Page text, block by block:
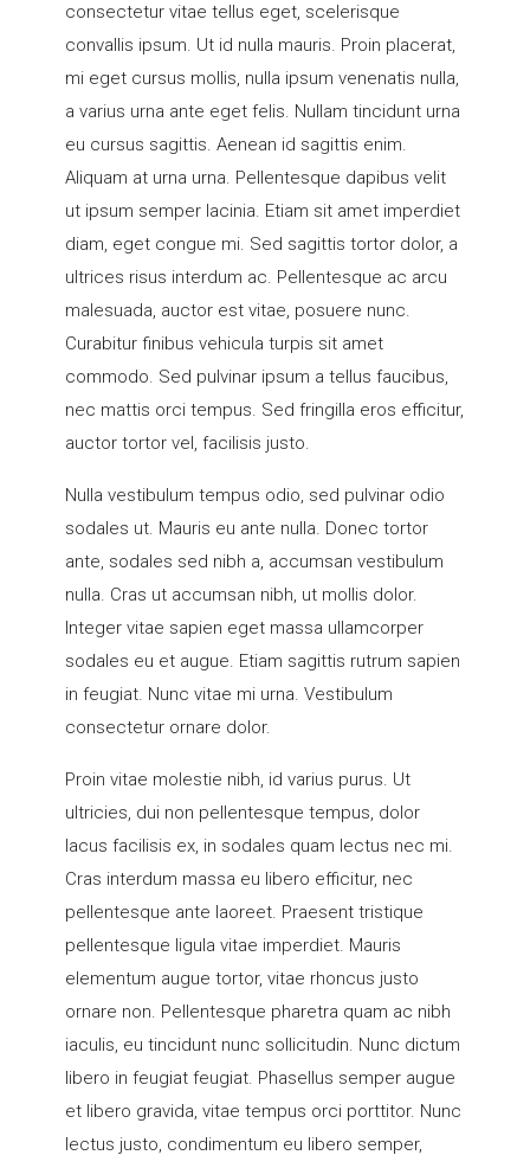
consectetur vitae tellus eget, scelerisque
convallis ipsum. Ut id nulla mauris. Proin placerat,
mi eget cursus mollis, nulla ipsum venenatis nulla,
a varius urna ante eget felis. Nullam tincidunt urna
eu cursus sagittis. Aenean id sagittis enim.
Aliquam at urna urna. Pellentesque dapibus velit
ut ipsum semper lacinia. Etiam sit amet imperdiet
diam, eget congue mi. Sed sagittis tortor dolor, a
ultrices risus interdum ac. Pellentesque ac arcu
malesuada, auctor est vitae, posuere nunc.
Curabitur finibus vehicula turpis sit amet
commodo. Sed pulvinar ipsum a tellus faucibus,
nec mattis orci tempus. Sed fringilla eros efficitur,
auctor tortor vel, facilisis justo.
Nulla vestibulum tempus odio, sed pulvinar odio
sodales ut. Mauris eu ante nulla. Donec tortor
ante, sodales sed nibh a, accumsan vestibulum
nulla. Cras ut accumsan nibh, ut mollis dolor.
Integer vitae sapien eget massa ullamcorper
sodales eu et augue. Etiam sagittis rutrum sapien
in feugiat. Nunc vitae mi urna. Vestibulum
consectetur ornare dolor.
Proin vitae molestie nibh, id varius purus. Ut
ultricies, dui non pellentesque tempus, dolor
lacus facilisis ex, in sodales quam lectus nec mi.
Cras interdum massa eu libero efficitur, nec
pellentesque ante laoreet. Praesent tristique
pellentesque ligula vitae imperdiet. Mauris
elementum augue tortor, vitae rhoncus justo
ornare non. Pellentesque pharetra quam ac nibh
iaculis, eu tincidunt nunc sollicitudin. Nunc dictum
libero in feugiat feugiat. Phasellus semper augue
et libero gravida, vitae tempus orci porttitor. Nunc
lectus justo, condimentum eu libero semper,